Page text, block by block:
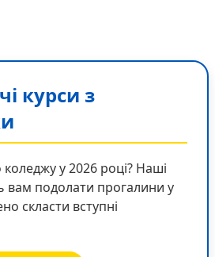
курси з
у 2026 році? Наші
вам подолати прогалини у
скласти вступні